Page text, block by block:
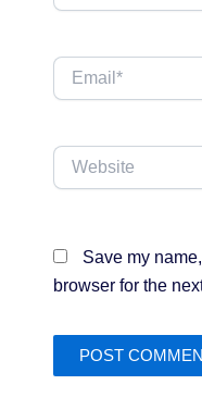
Email*
Website
Save my
browser for the